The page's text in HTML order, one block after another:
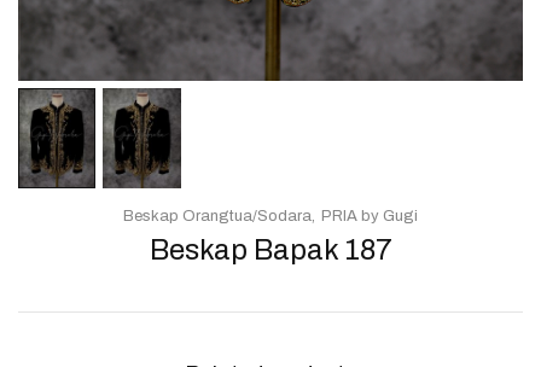
Beskap Bapak 187
Beskap Orangtua/Sodara PRIA by Gugi